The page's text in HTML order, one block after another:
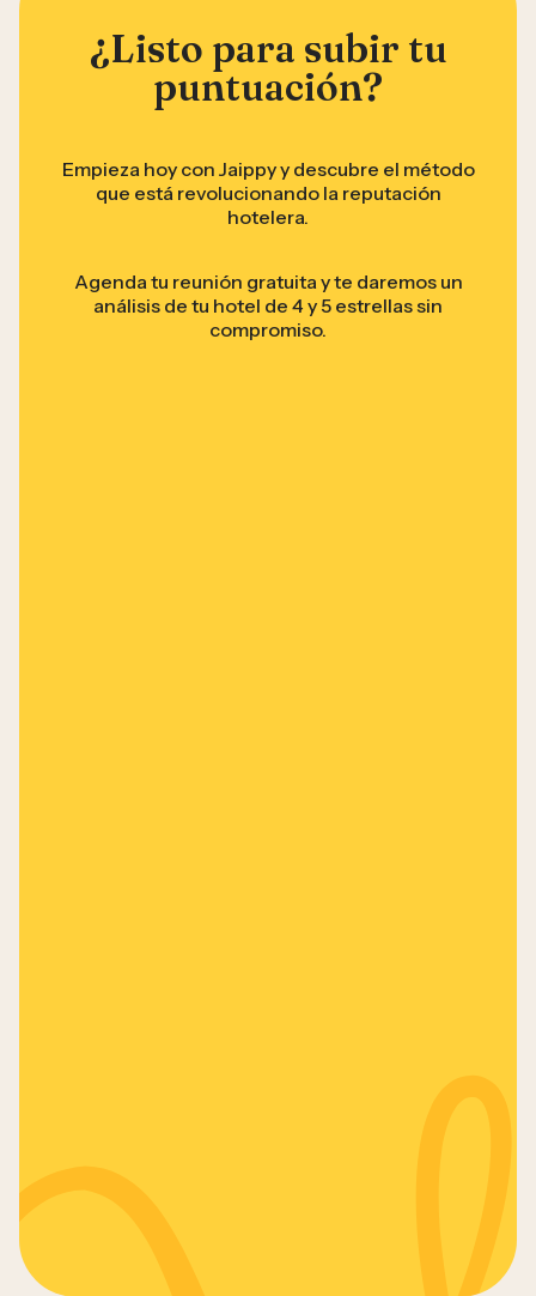
¿Listo para subir tu
puntuación?
Empieza hoy con Jaippy y descubre el método
que está revolucionando la reputación
hotelera.
Agenda tu reunión gratuita y te daremos un
análisis de tu hotel de 4 y 5 estrellas sin
compromiso.